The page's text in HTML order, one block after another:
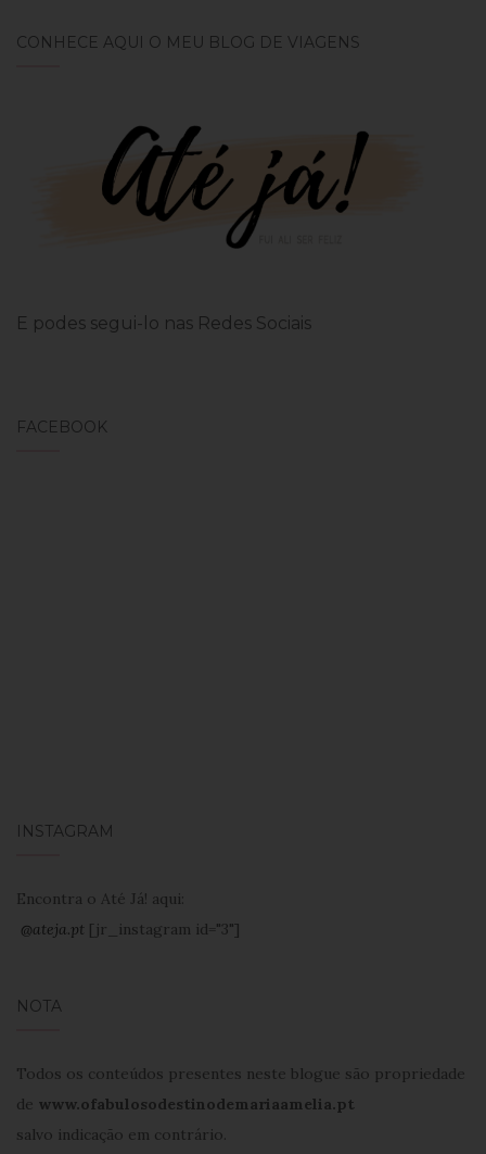
CONHECE AQUI O MEU BLOG DE VIAGENS
E podes segui-lo nas Redes Sociais
FACEBOOK
INSTAGRAM
Encontra o Até Já! aqui:
@ateja.pt [jr_instagram id="3"]
NOTA
Todos os conteúdos presentes neste blogue são propriedade
de www.ofabulosodestinodemariaamelia.pt
salvo indicação em contrário.